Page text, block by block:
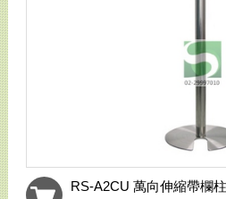
RS-A2CU 萬向伸縮帶欄